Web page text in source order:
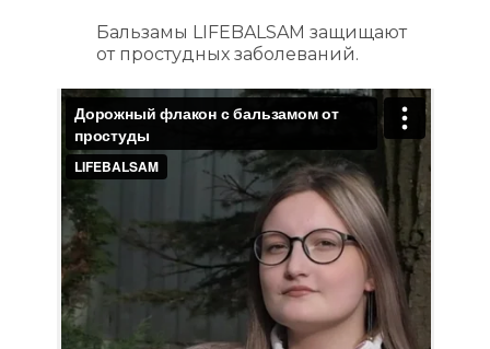
Бальзамы LIFEBALSAM защищают
от простудных заболеваний.